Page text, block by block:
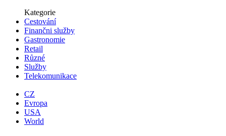
Kategorie
Cestování
Finančni služby
Gastronomie
Retail
Různé
Služby
Telekomunikace
CZ
Evropa
USA
World